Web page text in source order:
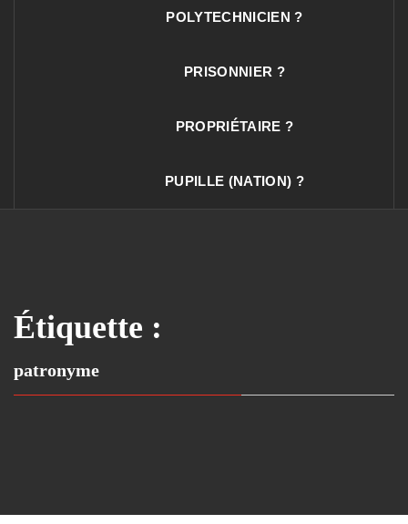
POLYTECHNICIEN ?
PRISONNIER ?
PROPRIÉTAIRE ?
PUPILLE (NATION) ?
Étiquette :
patronyme